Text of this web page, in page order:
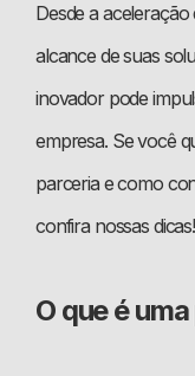
Desde a
alcance de suas
inovador pode
empresa. Se você
parceria e como
confira nossas dicas!
O que é